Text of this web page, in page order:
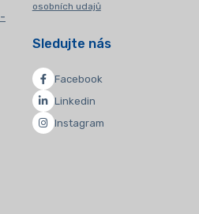
osobních udajů
Sledujte nás
Facebook
Linkedin
Instagram